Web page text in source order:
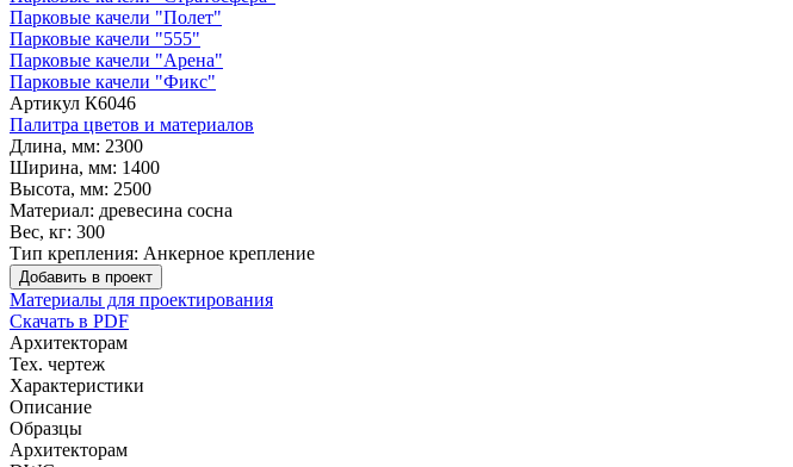
Парковые качели "Полет"
Парковые качели "555"
Парковые качели "Арена"
Парковые качели "Фикс"
Артикул К6046
Палитра цветов и материалов
Длина, мм: 2300
Ширина, мм: 1400
Высота, мм: 2500
Материал: древесина сосна
Вес, кг: 300
Тип крепления: Анкерное крепление
Добавить в проект
Материалы для проектирования
Скачать в PDF
Архитекторам
Тех. чертеж
Характеристики
Описание
Образцы
Архитекторам